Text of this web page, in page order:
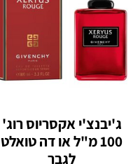
ג'יבנצ'י אקסריוס רוג'
100 מ"ל או דה טואלט
לגבר